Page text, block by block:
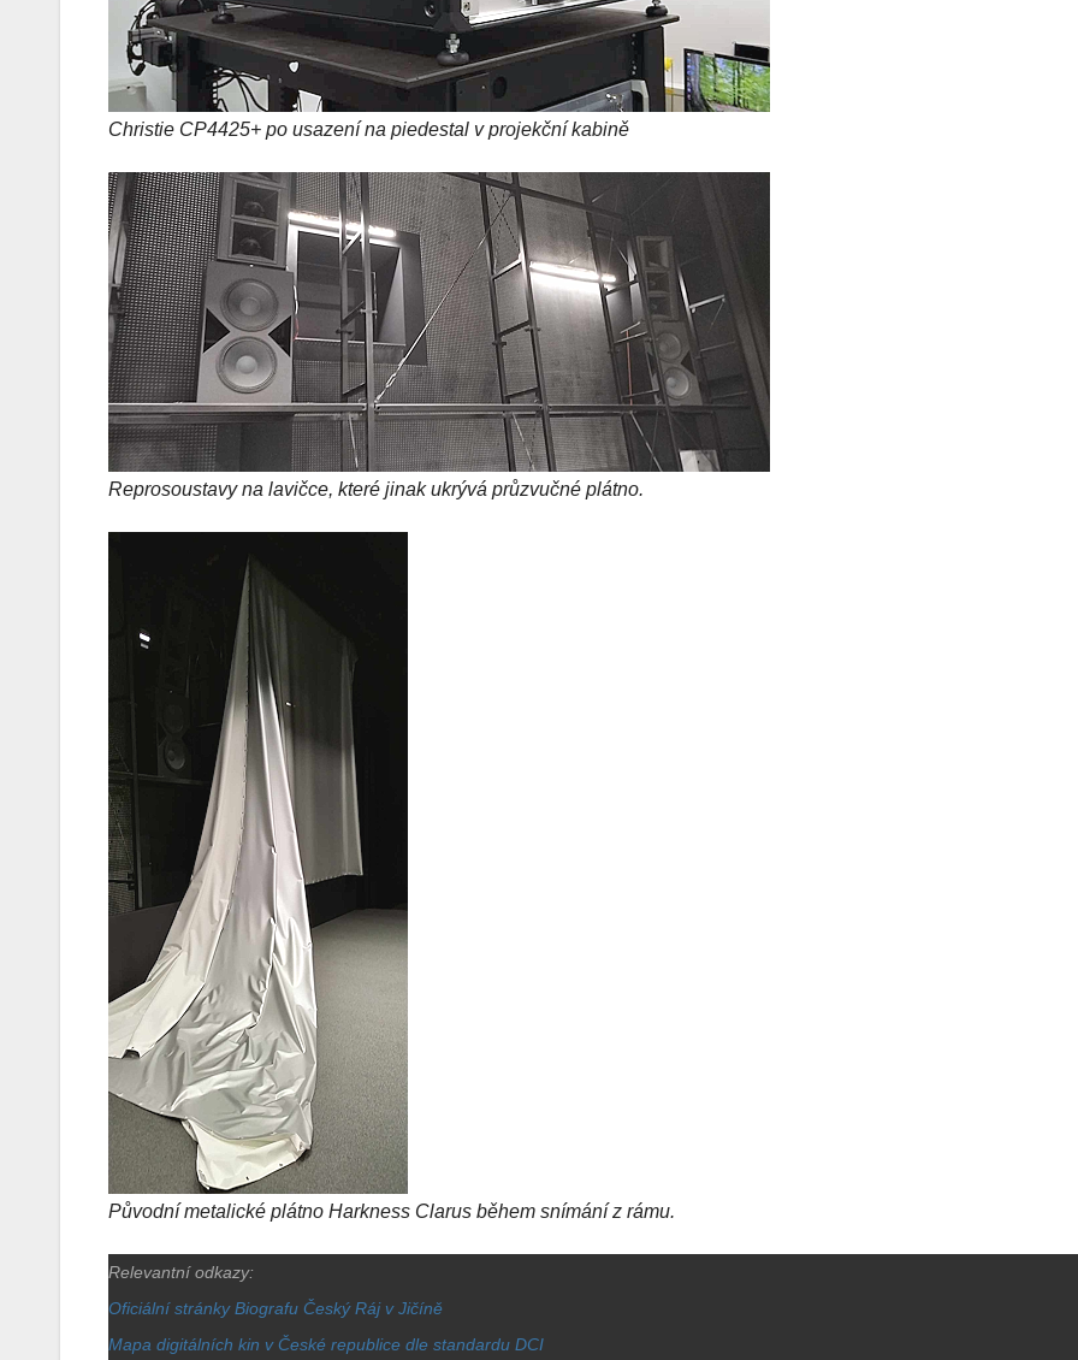
Christie CP4425+ po usazení na piedestal v projekční kabině
Reprosoustavy na lavičce, které jinak ukrývá průzvučné plátno.
Původní metalické plátno Harkness Clarus během snímání z rámu.
Relevantní odkazy:
Oficiální stránky Biografu Český Ráj v Jičíně
Mapa digitálních kin v České republice dle standardu DCI